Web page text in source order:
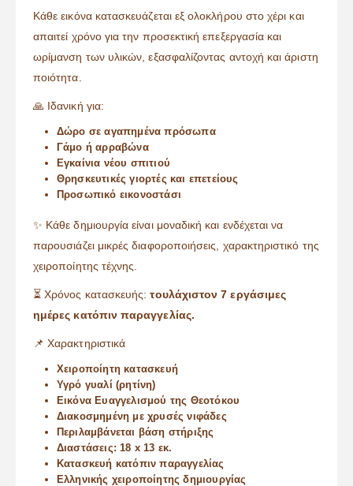
Κάθε εικόνα κατασκευάζεται εξ ολοκλήρου στο χέρι και
απαιτεί χρόνο για την προσεκτική επεξεργασία και
ωρίμανση των υλικών, εξασφαλίζοντας αντοχή και άριστη
ποιότητα.
🙏 Ιδανική για:
Δώρο σε αγαπημένα πρόσωπα
Γάμο ή αρραβώνα
Εγκαίνια νέου σπιτιού
Θρησκευτικές γιορτές και επετείους
Προσωπικό εικονοστάσι
✨ Κάθε δημιουργία είναι μοναδική και ενδέχεται να
παρουσιάζει μικρές διαφοροποιήσεις, χαρακτηριστικό της
χειροποίητης τέχνης.
⏳ Χρόνος κατασκευής:τουλάχιστον 7 εργάσιμες
ημέρες κατόπιν παραγγελίας.
📌 Χαρακτηριστικά
Χειροποίητη κατασκευή
Υγρό γυαλί (ρητίνη)
Εικόνα Ευαγγελισμού της Θεοτόκου
Διακοσμημένη με χρυσές νιφάδες
Περιλαμβάνεται βάση στήριξης
Διαστάσεις: 18 x 13 εκ.
Κατασκευή κατόπιν παραγγελίας
Ελληνικής χειροποίητης δημιουργίας